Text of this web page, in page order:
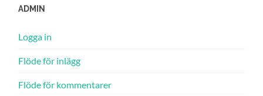
ADMIN
Logga in
Flöde för inlägg
Flöde för kommentarer